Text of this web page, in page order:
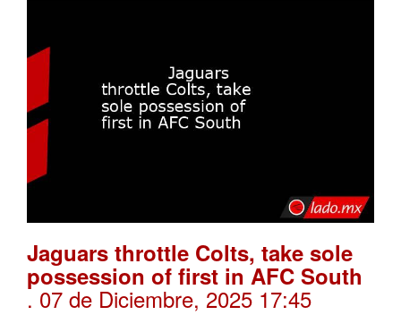
Jaguars throttle Colts, take sole
possession of first in AFC South
. 07 de Diciembre, 2025 17:45